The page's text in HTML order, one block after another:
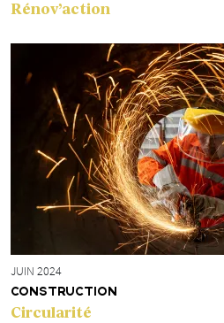
Rénov’action
JUIN 2024
CONSTRUCTION
Circularité